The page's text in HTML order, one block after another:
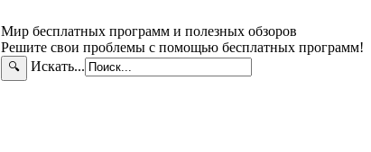
Мир бесплатных программ и полезных обзоров
Решите свои проблемы с помощью бесплатных программ!
🔍 Искать...